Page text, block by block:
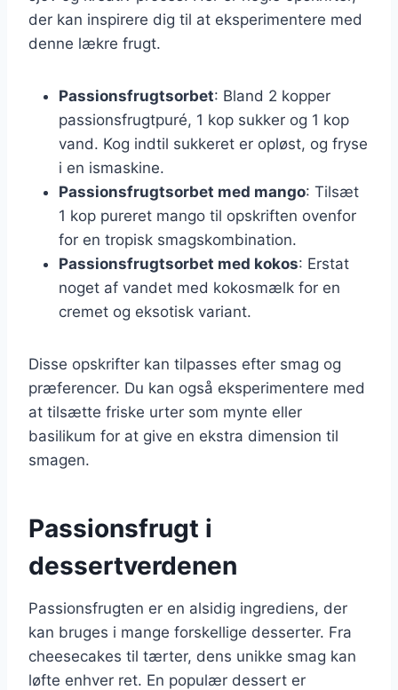
der kan inspirere dig til at eksperimentere med
denne lækre frugt.
Passionsfrugtsorbet: Bland 2 kopper
passionsfrugtpuré, 1 kop sukker og 1 kop
vand. Kog indtil sukkeret er opløst, og fryse
i en ismaskine.
Passionsfrugtsorbet med mango: Tilsæt
1 kop pureret mango til opskriften ovenfor
for en tropisk smagskombination.
Passionsfrugtsorbet med kokos: Erstat
noget af vandet med kokosmælk for en
cremet og eksotisk variant.
Disse opskrifter kan tilpasses efter smag og
præferencer. Du kan også eksperimentere med
at tilsætte friske urter som mynte eller
basilikum for at give en ekstra dimension til
smagen.
Passionsfrugt i
dessertverdenen
Passionsfrugten er en alsidig ingrediens, der
kan bruges i mange forskellige desserter. Fra
cheesecakes til tærter, dens unikke smag kan
løfte enhver ret. En populær dessert er